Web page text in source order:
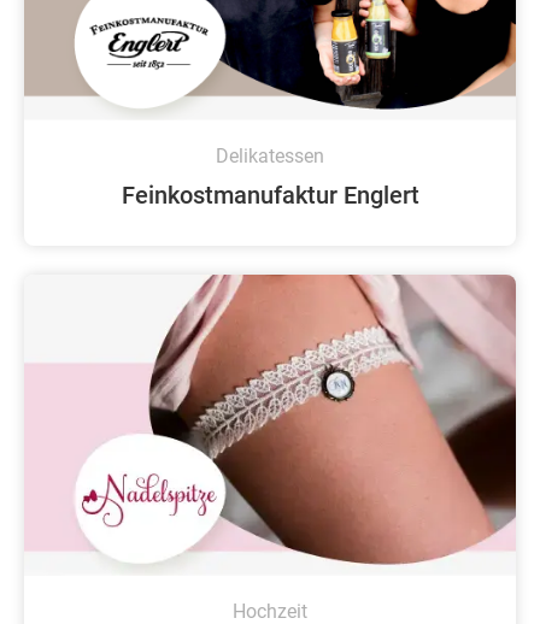
Delikatessen
Feinkostmanufaktur Englert
Hochzeit